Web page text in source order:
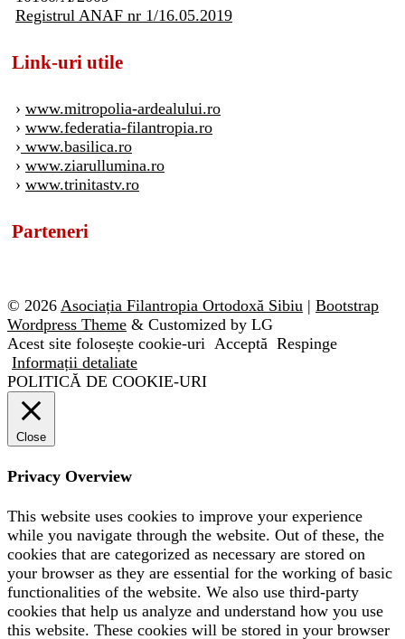
Registrul ANAF nr 1/16.05.2019
Link-uri utile
› www.mitropolia-ardealului.ro
› www.federatia-filantropia.ro
› www.basilica.ro
› www.ziarullumina.ro
› www.trinitastv.ro
Parteneri
© 2026 Asociația Filantropia Ortodoxă Sibiu | Bootstrap
Wordpress Theme & Customized by LG
Acest site folosește cookie-uri Acceptă Respinge
Informații detaliate
POLITICĂ DE COOKIE-URI
Close
Privacy Overview
This website uses cookies to improve your experience
while you navigate through the website. Out of these, the
cookies that are categorized as necessary are stored on
your browser as they are essential for the working of basic
functionalities of the website. We also use third-party
cookies that help us analyze and understand how you use
this website. These cookies will be stored in your browser